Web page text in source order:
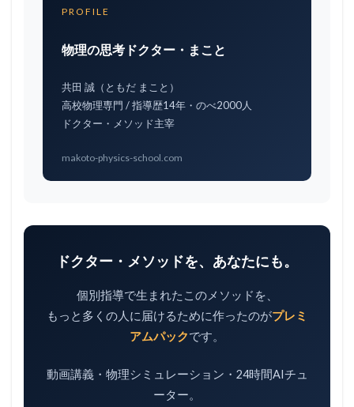
PROFILE
物理の思考ドクター・まこと
共田 誠（ともだ まこと）
高校物理専門 / 指導歴14年・のべ2000人
ドクター・メソッド主宰
makoto-physics-school.com
ドクター・メソッドを、あなたにも。
個別指導で生まれたこのメソッドを、
もっと多くの人に届けるために作ったのがプレミ
アムパックです。
動画講義・物理シミュレーション・24時間AIチュ
ーター。